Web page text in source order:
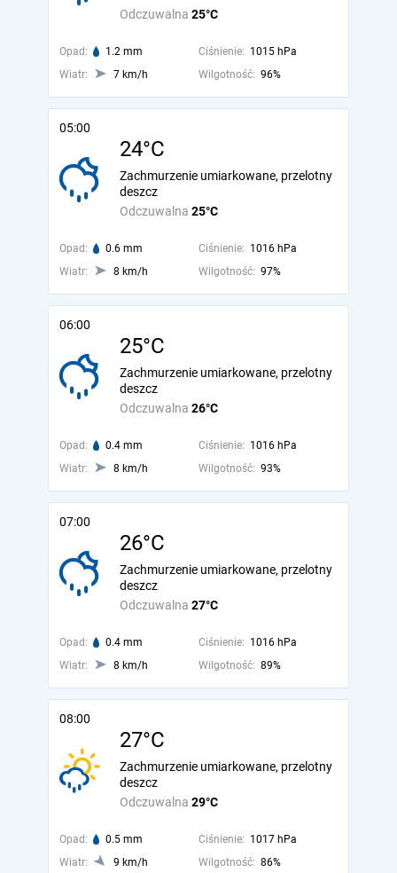
Odczuwalna 25°C
Opad: 1.2 mm Ciśnienie: 1015 hPa
Wiatr:
7 km/h Wilgotność: 96%
05:00
24°C
Odczuwalna 25°C
Zachmurzenie umiarkowane, przelotny
deszcz
Opad: 0.6 mm Ciśnienie: 1016 hPa
Wiatr:
8 km/h Wilgotność: 97%
06:00
25°C
Odczuwalna 26°C
Zachmurzenie umiarkowane, przelotny
deszcz
Opad: 0.4 mm Ciśnienie: 1016 hPa
Wiatr:
8 km/h Wilgotność: 93%
07:00
26°C
Odczuwalna 27°C
Zachmurzenie umiarkowane, przelotny
deszcz
Opad: 0.4 mm Ciśnienie: 1016 hPa
Wiatr:
8 km/h Wilgotność: 89%
08:00
27°C
Odczuwalna 29°C
Zachmurzenie umiarkowane, przelotny
deszcz
Opad: 0.5 mm Ciśnienie: 1017 hPa
Wiatr:
9 km/h Wilgotność: 86%